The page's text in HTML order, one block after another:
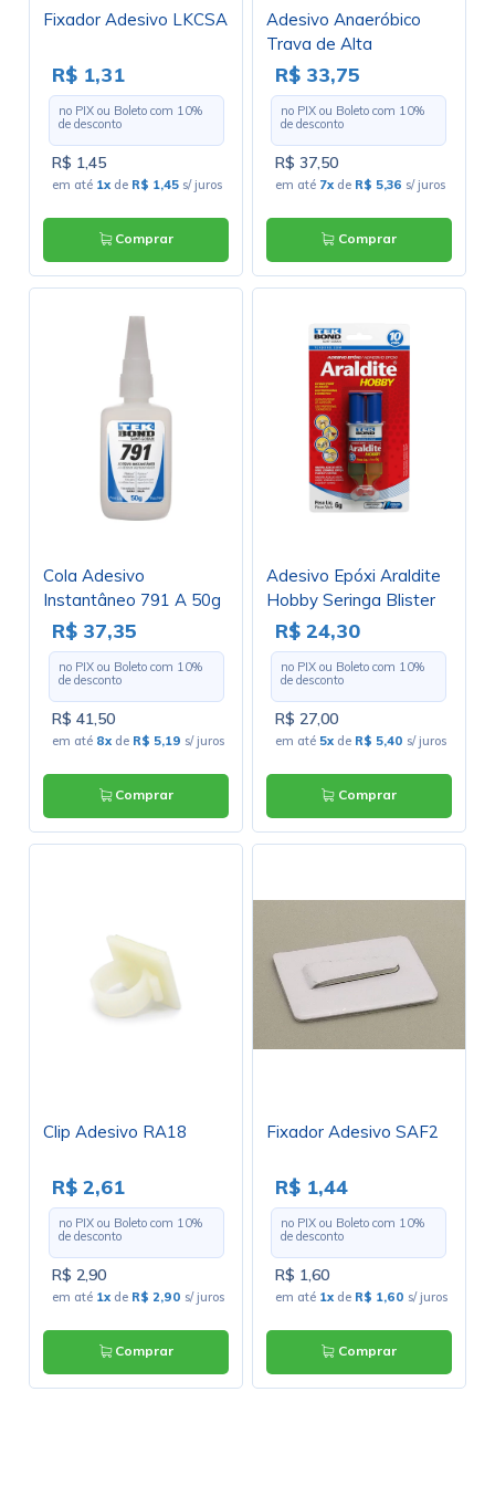
Fixador Adesivo LKCSA
R$ 1,31
no PIX ou Boleto com 10%
de desconto
R$ 1,45
em até 1x de R$ 1,45 s/ juros
Comprar
Adesivo Anaeróbico
Trava de Alta
Resistência 120 - Tek
Bond
R$ 33,75
no PIX ou Boleto com 10%
de desconto
R$ 37,50
em até 7x de R$ 5,36 s/ juros
Comprar
Cola Adesivo
Instantâneo 791 A 50g
- Tekbond
R$ 37,35
no PIX ou Boleto com 10%
de desconto
R$ 41,50
em até 8x de R$ 5,19 s/ juros
Comprar
Adesivo Epóxi Araldite
Hobby Seringa Blister
SGA 6g - Tekbond
R$ 24,30
no PIX ou Boleto com 10%
de desconto
R$ 27,00
em até 5x de R$ 5,40 s/ juros
Comprar
Clip Adesivo RA18
R$ 2,61
no PIX ou Boleto com 10%
de desconto
R$ 2,90
em até 1x de R$ 2,90 s/ juros
Comprar
Fixador Adesivo SAF2
R$ 1,44
no PIX ou Boleto com 10%
de desconto
R$ 1,60
em até 1x de R$ 1,60 s/ juros
Comprar